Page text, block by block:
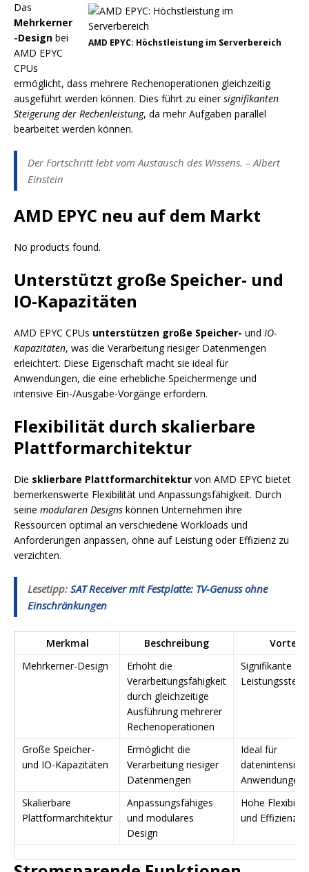
AMD EPYC: Höchstleistung im Serverbereich
Das
Mehrkerner
-Design bei
AMD EPYC
CPUs
ermöglicht, dass mehrere Rechenoperationen gleichzeitig
ausgeführt werden können. Dies führt zu einersignifikanten
Steigerung der Rechenleistung, da mehr Aufgaben parallel
bearbeitet werden können.
Der Fortschritt lebt vom Austausch des Wissens. – Albert
Einstein
AMD EPYC neu auf dem Markt
No products found.
Unterstützt große Speicher- und
IO-Kapazitäten
AMD EPYC CPUs unterstützen große Speicher- und IO-
Kapazitäten, was die Verarbeitung riesiger Datenmengen
erleichtert. Diese Eigenschaft macht sie ideal für
Anwendungen, die eine erhebliche Speichermenge und
intensive Ein-/Ausgabe-Vorgänge erfordern.
Flexibilität durch skalierbare
Plattformarchitektur
Die sklierbare Plattformarchitektur von AMD EPYC bietet
bemerkenswerte Flexibilität und Anpassungsfähigkeit. Durch
seine modularen Designs können Unternehmen ihre
Ressourcen optimal an verschiedene Workloads und
Anforderungen anpassen, ohne auf Leistung oder Effizienz zu
verzichten.
Lesetipp: SAT Receiver mit Festplatte: TV-Genuss ohne
Einschränkungen
Merkmal Beschreibung
Vorteil
Mehrkerner-Design
Erhöht die
Verarbeitungsfähigkeit
durch gleichzeitige
Ausführung mehrerer
Rechenoperationen
Signifikante
Große Speicher-
und IO-Kapazitäten
Ermöglicht die
Verarbeitung riesiger
Datenmengen
Ideal für
datenintensive
Anwendungen
Skalierbare
Plattformarchitektur
Anpassungsfähiges
und modulares
Design
Hohe
und Effizienz